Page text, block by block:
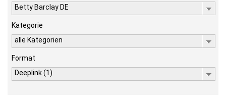
Betty Barclay DE
Kategorie
alle Kategorien
Format
Deeplink (1)